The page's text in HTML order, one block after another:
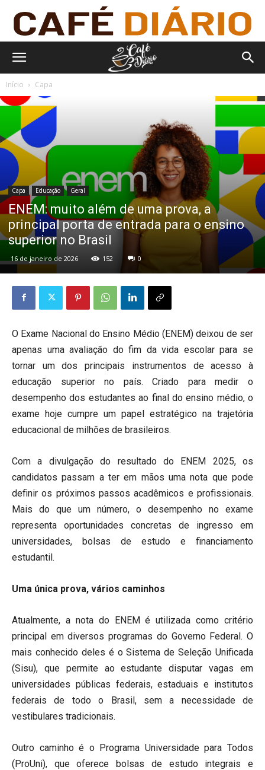
Início Capa
Capa Educação Geral
ENEM: muito além de uma prova, a
principal porta de entrada para o ensino
superior no Brasil
16 de janeiro de 2026 152 0
O Exame Nacional do Ensino Médio (ENEM) deixou de ser
apenas uma avaliação do fim da vida escolar para se
tornar um dos principais instrumentos de acesso à
educação superior no país. Criado para medir o
desempenho dos estudantes ao final do ensino médio, o
exame hoje cumpre um papel estratégico na trajetória
educacional de milhões de brasileiros.
Com a divulgação do resultado do ENEM 2025, os
candidatos passam a ter em mãos uma nota que pode
definir os próximos passos acadêmicos e profissionais.
Mais do que um número, o desempenho no exame
representa oportunidades concretas de ingresso em
universidades, bolsas de estudo e financiamento
estudantil.
Uma única prova, vários caminhos
Atualmente, a nota do ENEM é utilizada como critério
principal em diversos programas do Governo Federal. O
mais conhecido deles é o Sistema de Seleção Unificada
(Sisu), que permite ao estudante disputar vagas em
universidades públicas federais, estaduais e institutos
federais de todo o Brasil, sem a necessidade de
vestibulares tradicionais.
Outro caminho é o Programa Universidade para Todos
(ProUni), que oferece bolsas de estudo integrais e